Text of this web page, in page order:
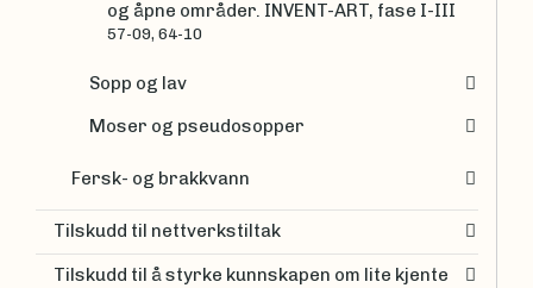
og åpne områder. INVENT-ART, fase I-III
57-09, 64-10
Sopp og lav
Moser og pseudosopper
Fersk- og brakkvann
Tilskudd til nettverkstiltak
Tilskudd til å styrke kunnskapen om lite kjente